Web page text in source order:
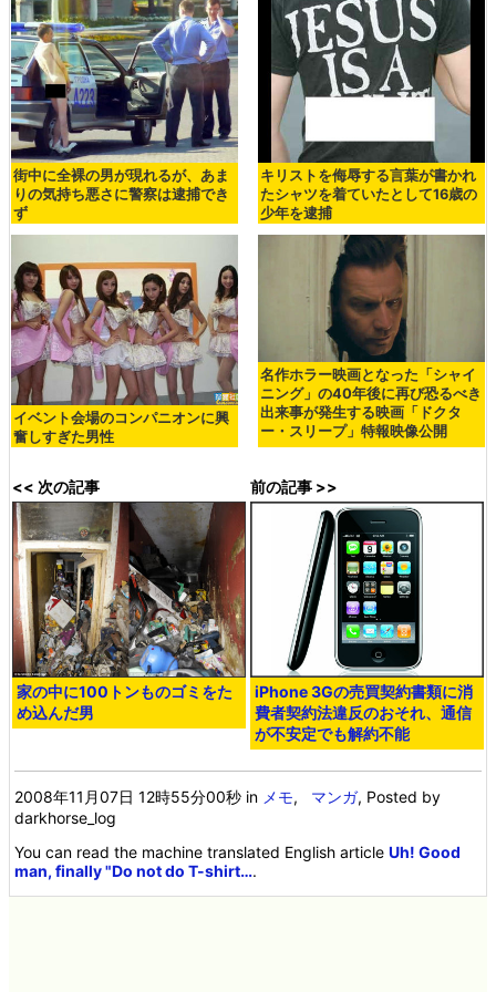
街中に全裸の男が現れるが、あま
りの気持ち悪さに警察は逮捕でき
ず
キリストを侮辱する言葉が書かれ
たシャツを着ていたとして16歳の
少年を逮捕
イベント会場のコンパニオンに興
奮しすぎた男性
名作ホラー映画となった「シャイ
ニング」の40年後に再び恐るべき
出来事が発生する映画「ドクタ
ー・スリープ」特報映像公開
<< 次の記事
家の中に100トンものゴミをた
め込んだ男
前の記事 >>
iPhone 3Gの売買契約書類に消
費者契約法違反のおそれ、通信
が不安定でも解約不能
2008年11月07日 12時55分00秒 in メモ, マンガ, Posted by
darkhorse_log
You can read the machine translated English articleUh! Good
man, finally "Do not do T-shirt….